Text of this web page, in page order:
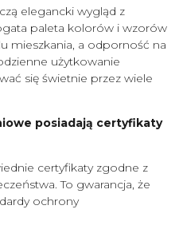
elegancki wygląd z
paleta kolorów i wzorów
mieszkania, a odporność na
użytkowanie
się świetnie przez wiele
posiadają certyfikaty
certyfikaty zgodne z
To gwarancja, że
ochrony